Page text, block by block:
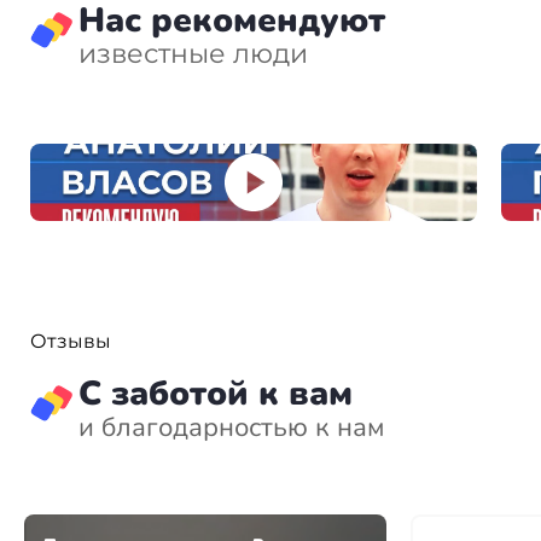
Нас рекомендуют
известные люди
Отзывы
С заботой к вам
и благодарностью к нам